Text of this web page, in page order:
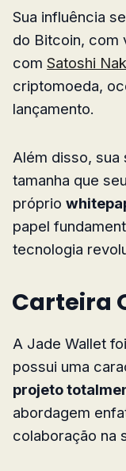
Sua influência
do Bitcoin, com
com Satoshi
criptomoeda,
lançamento.
Além disso,
tamanha que
próprio
papel
tecnologia
Carteira
A Jade Wallet
possui uma
projeto
abordagem
colaboração na